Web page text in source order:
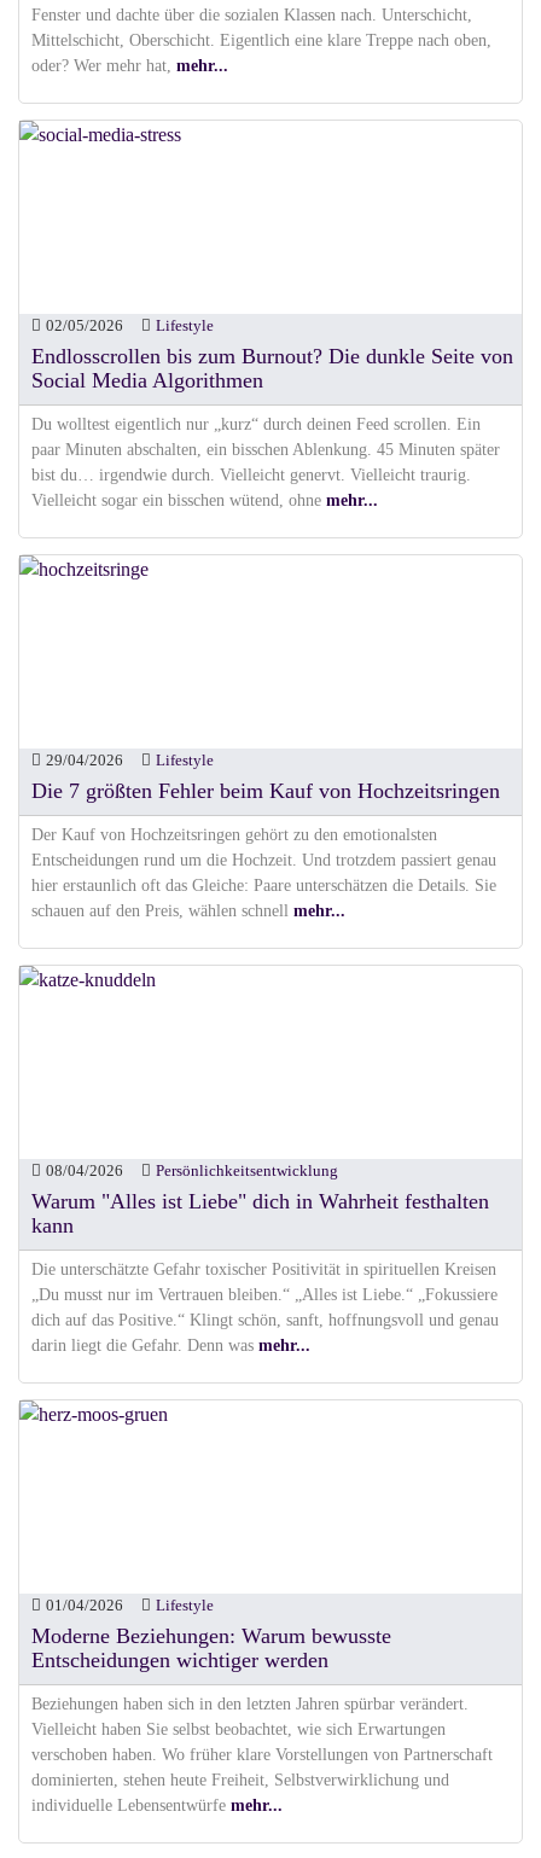
Fenster und dachte über die sozialen Klassen nach. Unterschicht,
Mittelschicht, Oberschicht. Eigentlich eine klare Treppe nach oben,
oder? Wer mehr hat, mehr...
02/05/2026 Lifestyle
Endlosscrollen bis zum Burnout? Die dunkle Seite von
Social Media Algorithmen
Du wolltest eigentlich nur „kurz“ durch deinen Feed scrollen. Ein
paar Minuten abschalten, ein bisschen Ablenkung. 45 Minuten später
bist du… irgendwie durch. Vielleicht genervt. Vielleicht traurig.
Vielleicht sogar ein bisschen wütend, ohne mehr...
29/04/2026 Lifestyle
Die 7 größten Fehler beim Kauf von Hochzeitsringen
Der Kauf von Hochzeitsringen gehört zu den emotionalsten
Entscheidungen rund um die Hochzeit. Und trotzdem passiert genau
hier erstaunlich oft das Gleiche: Paare unterschätzen die Details. Sie
schauen auf den Preis, wählen schnell mehr...
08/04/2026 Persönlichkeitsentwicklung
Warum "Alles ist Liebe" dich in Wahrheit festhalten
kann
Die unterschätzte Gefahr toxischer Positivität in spirituellen Kreisen
„Du musst nur im Vertrauen bleiben.“ „Alles ist Liebe.“ „Fokussiere
dich auf das Positive.“ Klingt schön, sanft, hoffnungsvoll und genau
darin liegt die Gefahr. Denn was mehr...
01/04/2026 Lifestyle
Moderne Beziehungen: Warum bewusste
Entscheidungen wichtiger werden
Beziehungen haben sich in den letzten Jahren spürbar verändert.
Vielleicht haben Sie selbst beobachtet, wie sich Erwartungen
verschoben haben. Wo früher klare Vorstellungen von Partnerschaft
dominierten, stehen heute Freiheit, Selbstverwirklichung und
individuelle Lebensentwürfe mehr...